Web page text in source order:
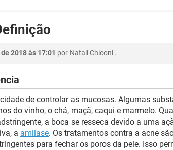
2018 às 17:01 por Natali Chiconi .
de controlar as mucosas. Algumas
do vinho, o chá, maçã, caqui e marmelo.
a boca se resseca devido a uma
a amilase. Os tratamentos contra a acne
para fechar os poros da pele. Isso